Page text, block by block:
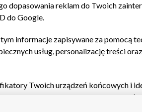
dopasowania reklam do Twoich
do Google.
tym informacje zapisywane za pomocą
usług, personalizację treści
Twoich urządzeń końcowych i
oraz
reklam, wyboru